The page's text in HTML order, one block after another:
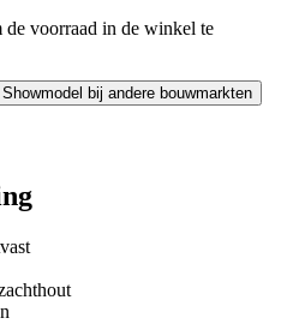
voorraad in de winkel te
Showmodel bij andere bouwmarkten